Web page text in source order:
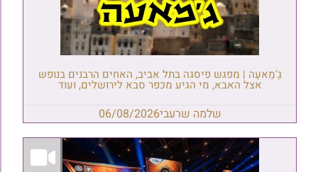
גַ'מַאעַה | מפגש פיסגה בתל אביב, האחים הרבנים בנופש
אצל האבא, מי הגיע מכפר סבא לירושלים, ועוד
שלמה שרעבי06/08/2026